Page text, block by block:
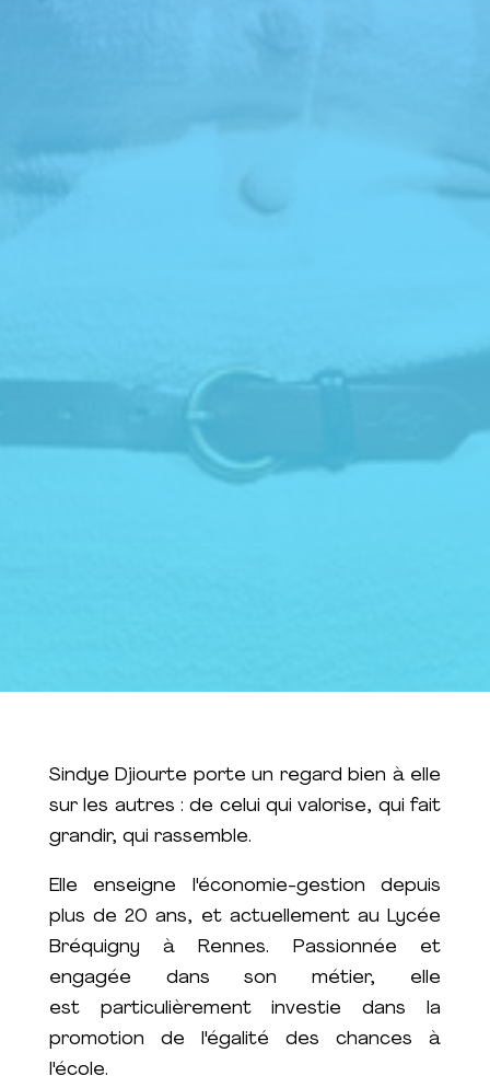
Sindye Djiourte porte un regard bien à elle
sur les autres : de celui qui valorise, qui fait
grandir, qui rassemble.
Elle enseigne l'économie-gestion depuis
plus de 20 ans, et actuellement au Lycée
Bréquigny à Rennes. Passionnée et
engagée dans son métier, elle
est particulièrement investie dans la
promotion de l'égalité des chances à
l'école.